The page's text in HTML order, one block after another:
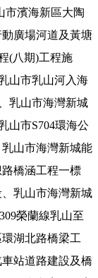
市濱海新區大陶
廣場河道及黃塘
(八期)工程施
山市乳山河入海
乳山市海灣新城
山市S704環海公
山市海灣新城能
橋涵工程一標
乳山市海灣新城
榮蘭線乳山至
湖北路橋梁工
站道路建設及橋